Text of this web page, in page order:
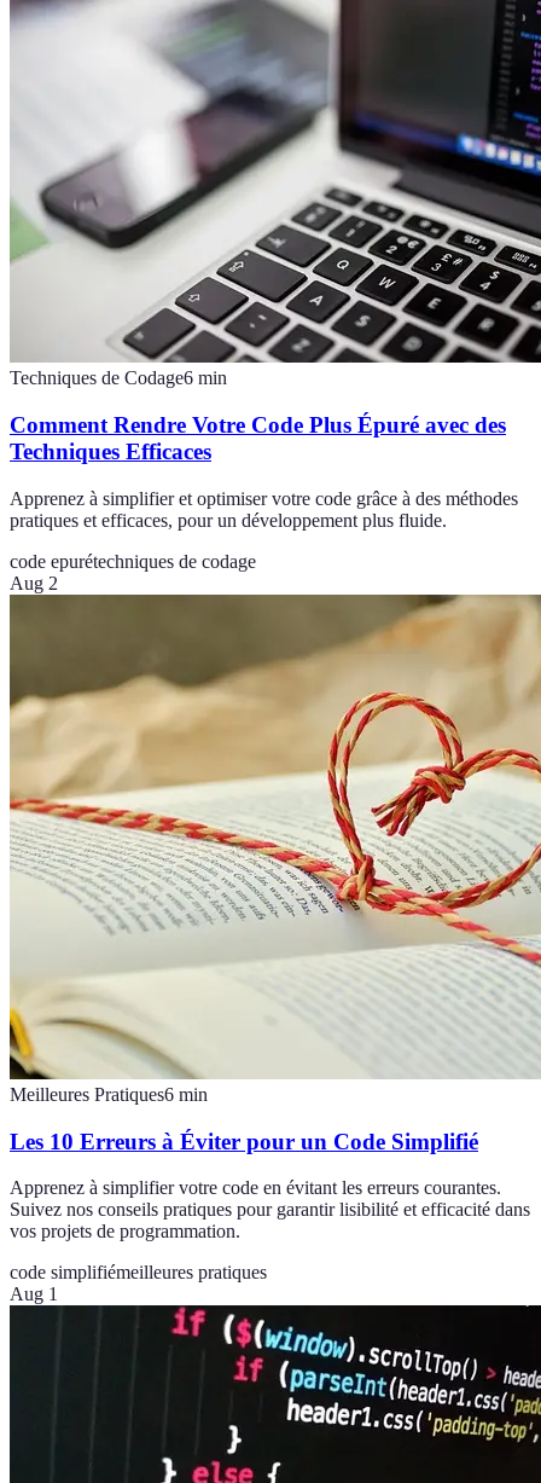
Techniques de Codage6 min
Comment Rendre Votre Code Plus Épuré avec des
Techniques Efficaces
Apprenez à simplifier et optimiser votre code grâce à des méthodes
pratiques et efficaces, pour un développement plus fluide.
code epurétechniques de codage
Aug 2
Meilleures Pratiques6 min
Les 10 Erreurs à Éviter pour un Code Simplifié
Apprenez à simplifier votre code en évitant les erreurs courantes.
Suivez nos conseils pratiques pour garantir lisibilité et efficacité dans
vos projets de programmation.
code simplifiémeilleures pratiques
Aug 1